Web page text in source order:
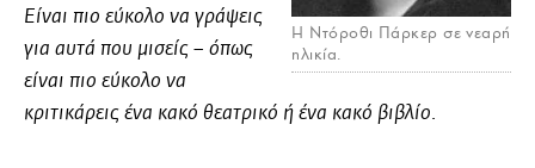
H Ντόροθι Πάρκερ σε νεαρή
ηλικία.
Είναι πιο εύκολο να γράψεις
για αυτά που μισείς – όπως
είναι πιο εύκολο να
κριτικάρεις ένα κακό θεατρικό ή ένα κακό βιβλίο.